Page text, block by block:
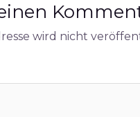
wird nicht